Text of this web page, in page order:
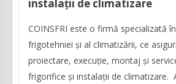
instalații de climatizare
COINSFRI este o firmă specializată
frigotehniei și al climatizării, ce
proiectare, execuție, montaj și
frigorifice și instalații de climatizare.